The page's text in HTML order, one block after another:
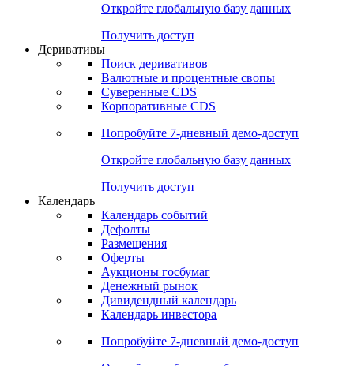
Откройте глобальную базу данных
Получить доступ
Деривативы
Поиск деривативов
Валютные и процентные свопы
Суверенные CDS
Корпоративные CDS
Попробуйте 7-дневный демо-доступ
Откройте глобальную базу данных
Получить доступ
Календарь
Календарь событий
Дефолты
Размещения
Оферты
Аукционы госбумаг
Денежный рынок
Дивидендный календарь
Календарь инвестора
Попробуйте 7-дневный демо-доступ